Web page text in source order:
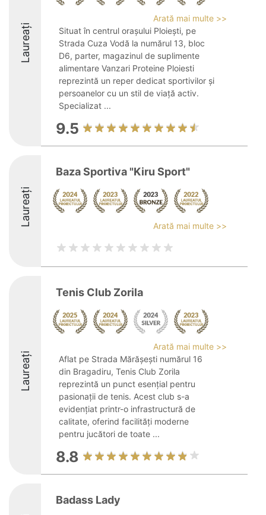
Laureați
Arată mai multe >>
Situat în centrul orașului Ploiești, pe
Strada Cuza Vodă la numărul 13, bloc
D6, parter, magazinul de suplimente
alimentare Vanzari Proteine Ploiesti
reprezintă un reper dedicat sportivilor și
persoanelor cu un stil de viață activ.
Specializat ...
9.5
Laureați
Baza Sportiva "Kiru Sport"
Arată mai multe >>
Laureați
Tenis Club Zorila
Arată mai multe >>
Aflat pe Strada Mărășești numărul 16
din Bragadiru, Tenis Club Zorila
reprezintă un punct esențial pentru
pasionații de tenis. Acest club s-a
evidențiat printr-o infrastructură de
calitate, oferind facilități moderne
pentru jucători de toate ...
8.8
Badass Lady